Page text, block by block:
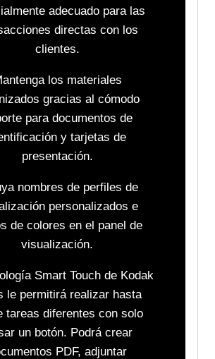
adecuado para las
directas con los
clientes.
los materiales
gracias al cómodo
para documentos de
y tarjetas de
presentación.
nombres de perfiles de
personalizados e
de colores en el panel de
visualización.
Smart Touch de Kodak
le permitirá realizar hasta
tareas diferentes con solo
un botón. Podrá crear
PDF, adjuntar